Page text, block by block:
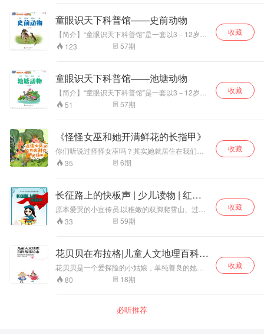
子的贴心科学老师；体系完整，包罗万象，精心
选取多个科普主题；语言严谨但又通俗易懂，适
合低龄儿童阅读；经典原创，无论内容还是形式
更符合中国孩子的需求，更中国化。
事的方式来教导孩子，感染孩子，将深涩的教育
寓于有趣的故事当中，往往会收到事半功倍的效
果。本书精选著名儿童文学作家经典作品，帮助
孩子解决童年的小烦恼，养成良好的性格和习
惯，北京市语文名师李煜辉、北外教师仲秋宜、
童眼识天下科普馆——史前动物
【简介】“童眼识天下科普馆”是一套以3－12岁的
儿童为对象的科普类专辑。主题既包括生活中常
见的果蔬、花草、树木、动物，又包含恐龙、史
作者童心，国内专业童书作家，儿童阅读推广
人，一直致力于儿童图书出版工作。从事过儿童
教育与心理咨询工作，并具有十多年编辑写与翻
译图书出版经历，改编过多部青少年读物，在游
戏益智、儿童故事、历史文化方面积累了丰富的
子的贴心科学老师；体系完整，包罗万象，精心
选取多个科普主题；语言严谨但又通俗易懂，适
合低龄儿童阅读；经典原创，无论内容还是形式
更符合中国孩子的需求，更中国化。
123 57期
收藏
童眼识天下科普馆——池塘动物
【简介】“童眼识天下科普馆”是一套以3－12岁的
儿童为对象的科普类专辑。主题既包括生活中常
见的果蔬、花草、树木、动物，又包含恐龙、史
作者童心，国内专业童书作家，儿童阅读推广
人，一直致力于儿童图书出版工作。从事过儿童
教育与心理咨询工作，并具有十多年编辑写与翻
译图书出版经历，改编过多部青少年读物，在游
戏益智、儿童故事、历史文化方面积累了丰富的
子的贴心科学老师；体系完整，包罗万象，精心
选取多个科普主题；语言严谨但又通俗易懂，适
合低龄儿童阅读；经典原创，无论内容还是形式
更符合中国孩子的需求，更中国化。
51 57期
收藏
《怪怪女巫和她开满鲜花的长指甲》
你们听说过怪怪女巫吗？其实她就居住在我们楼
前窗户下墨绿色的邮筒里，或者是接收早餐奶或
者是投递晨报、晚报的小木盒子里。不过她经常
方正正的家。这当然不是怪怪女巫最奇怪的地
方。她记忆力还不好，有时候，她一个早上会连
续吃上十顿早餐。这当然还不是她最奇怪的地方
35 6期
收藏
长征路上的快板声 | 少儿读物 | 红色
教育
原本爱哭的小宣传员,以稚嫩的双脚爬雪山、过草
地，开始了艰难的长征。付出了极大的代价，最
后终于和战友们胜利重逢。小说以细腻的笔触，
兄弟情谊和不屈不挠的革命精神，刻画了小主人
公在艰苦环境下的成长轨迹。 1/华兴出￥华
33 59期
收藏
花贝贝在布拉格|儿童人文地理百科故
事
花贝贝是一个爱探险的小姑娘，单纯善良的她对
大千世界中精彩的一切都充满了好奇。她有一个
神秘的探险家爸爸，一个细心呵护她长大的妈
踏上这次环球之旅。 《花贝贝环球旅行记》浓缩
了小学阶段语文、历史、地理知识，打卡各地博
80 18期
收藏
必听推荐